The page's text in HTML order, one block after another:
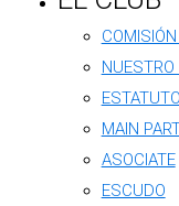
MAIN
ASOCIATE
ESCUDO